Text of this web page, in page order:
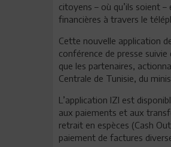
citoyens – où qu’ils soient
financières à travers le
Cette nouvelle application
conférence de presse
que les partenaires,
Centrale de Tunisie, du
L’application IZI est
aux paiements et aux
retrait en espèces (Cash
paiement de factures